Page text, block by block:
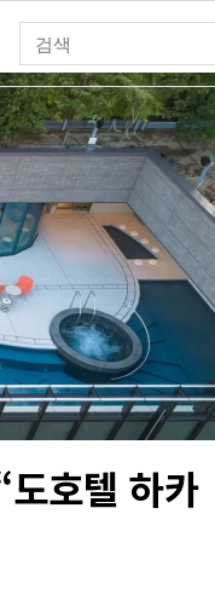
호텔 하카